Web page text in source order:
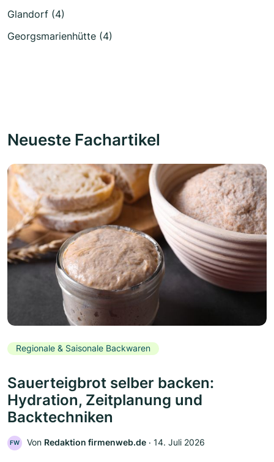
Glandorf (4)
Georgsmarienhütte (4)
Neueste Fachartikel
Regionale & Saisonale Backwaren
Sauerteigbrot selber backen:
Hydration, Zeitplanung und
Backtechniken
FW Von Redaktion firmenweb.de ‧ 14. Juli 2026